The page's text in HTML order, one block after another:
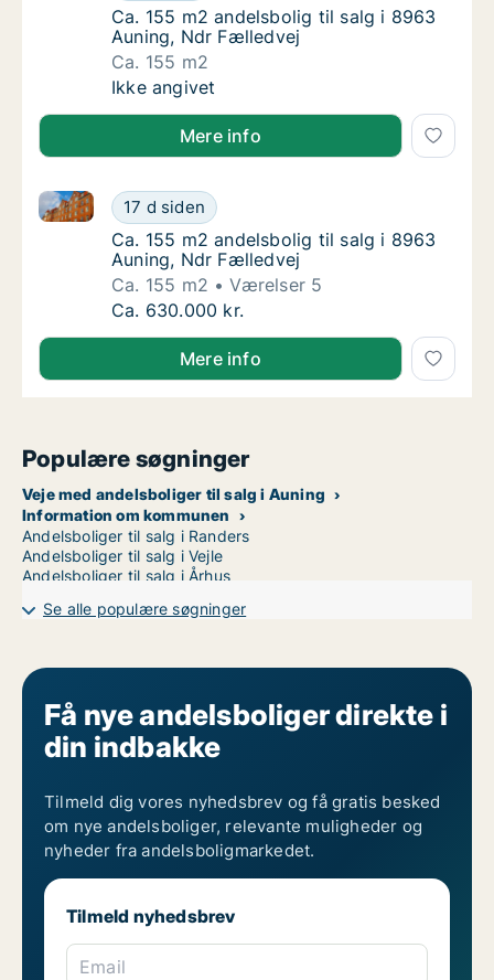
Ca. 155 m2 andelsbolig til salg i 8963
Ca. 155 m2 andelsbolig til salg i 8963
Auning, Ndr Fælledvej
Ca. 155 m2
Ca. 155 m2 andelsbolig til salg i 8963
Ikke angivet
Mere info
Ca. 155 m2 andelsbolig til salg i 8963
17 d siden
Ca. 155 m2 andelsbolig til salg i 8963 Auning, Ndr
Ca. 155 m2 andelsbolig til salg i 8963
Ca. 155 m2 andelsbolig til salg i 8963
Auning, Ndr Fælledvej
Ca. 155 m2
Værelser 5
Ca. 155 m2 andelsbolig til salg i 8963
Ca. 630.000 kr.
Mere info
Populære søgninger
Veje med andelsboliger til salg i Auning
Information om kommunen
Andelsboliger til salg i Randers
Andelsboliger til salg i Vejle
Andelsboliger til salg i Århus
Se alle populære søgninger
Få nye andelsboliger direkte i
din indbakke
Tilmeld dig vores nyhedsbrev og få gratis besked
om nye andelsboliger, relevante muligheder og
nyheder fra andelsboligmarkedet.
Tilmeld nyhedsbrev
Email